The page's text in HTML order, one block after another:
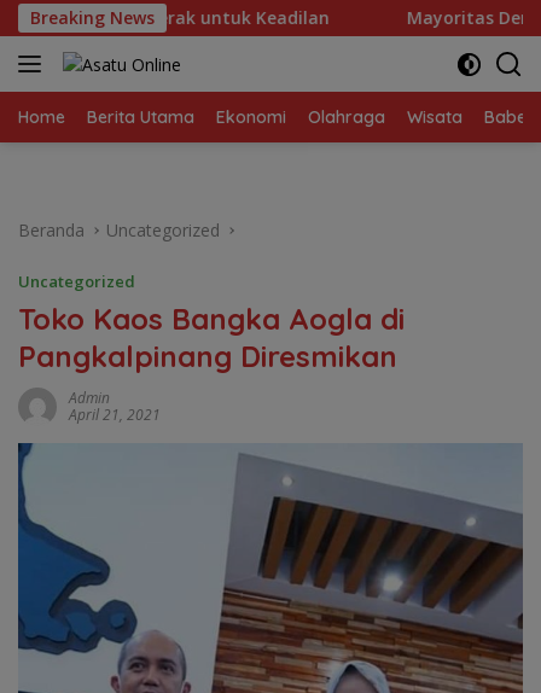
Langsung
ke
konten
Breaking News
dan Bergerak untuk Keadilan Mayoritas
Home Berita Utama Ekonomi Olahraga Wisata Babel
Beranda Uncategorized
Uncategorized
Toko Kaos Bangka Aogla di
Pangkalpinang Diresmikan
Admin
April 21, 2021